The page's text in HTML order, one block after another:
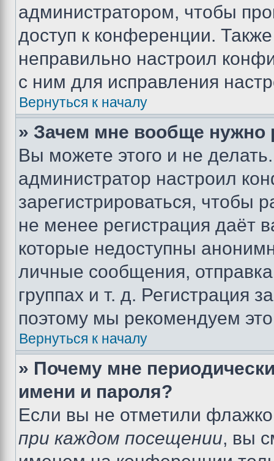
администратором, чтобы
доступ к конференции.
неправильно настроил
с ним для исправления
Вернуться к началу
» Зачем мне вообще нужно
Вы можете этого и не
администратор настроил
зарегистрироваться, чтобы
не менее регистрация даёт
которые недоступны
личные сообщения,
группах и т. д. Регистрация
поэтому мы рекомендуем
Вернуться к началу
» Почему мне
имени и пароля?
Если вы не отметили
при каждом посещении, вы